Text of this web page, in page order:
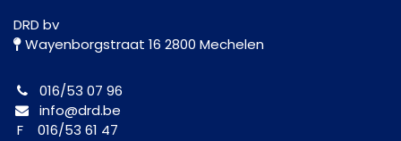
DRD bv
Wayenborgstraat 16 2800 Mechelen
016/53 07 96
info@drd.be
F 016/53 61 47